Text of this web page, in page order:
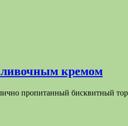
кремом
пропитанный бисквитный